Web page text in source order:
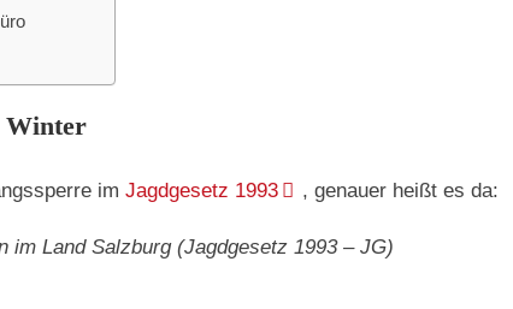
Winter
im Jagdgesetz 1993 , genauer heißt es da:
im Land Salzburg (Jagdgesetz 1993 – JG)